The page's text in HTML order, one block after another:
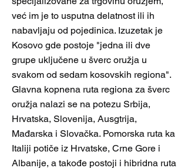
već im je to usputna delatnost ili ih
nabavljaju od pojedinica. Izuzetak je
Kosovo gde postoje "jedna ili dve
grupe uključene u šverc oružja u
svakom od sedam kosovskih regiona".
Glavna kopnena ruta regiona za šverc
oružja nalazi se na potezu Srbija,
Hrvatska, Slovenija, Ausgtrija,
Mađarska i Slovačka. Pomorska ruta ka
Italiji potiče iz Hrvatske, Crne Gore i
Albanije, a takođe postoji i hibridna ruta